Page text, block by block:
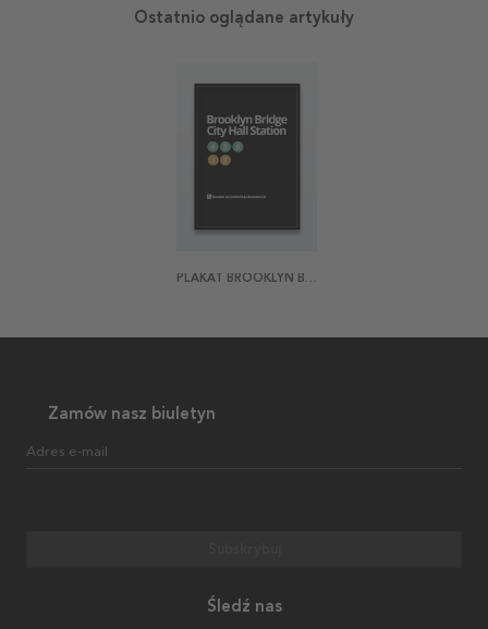
Ostatnio oglądane artykuły
PLAKAT BROOKLYN BRIDGE CITY HALL
Zamów nasz biuletyn
Adres e-mail
Śledź nas